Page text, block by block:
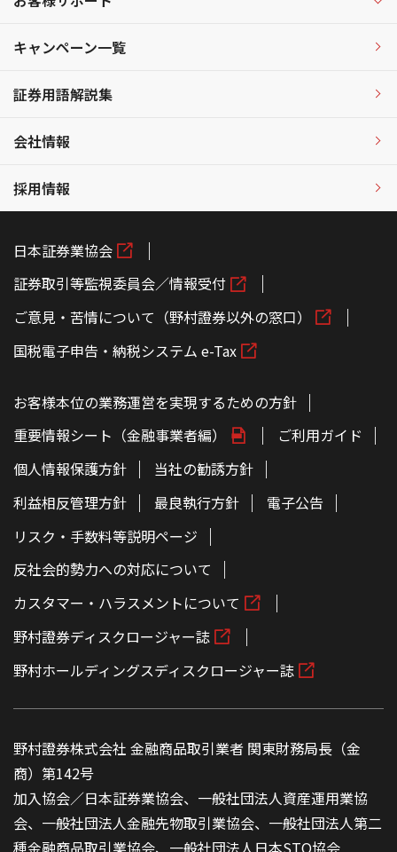
キャンペーン一覧
証券用語解説集
会社情報
採用情報
日本証券業協会
証券取引等監視委員会／情報受付
ご意見・苦情について（野村證券以外の窓口）
国税電子申告・納税システム e-Tax
お客様本位の業務運営を実現するための方針
重要情報シート（金融事業者編）
ご利用ガイド
個人情報保護方針
当社の勧誘方針
利益相反管理方針
最良執行方針
電子公告
リスク・手数料等説明ページ
反社会的勢力への対応について
カスタマー・ハラスメントについて
野村證券ディスクロージャー誌
野村ホールディングスディスクロージャー誌
野村證券株式会社 金融商品取引業者 関東財務局長（金
商）第142号
加入協会／日本証券業協会、一般社団法人資産運用業協
会、一般社団法人金融先物取引業協会、一般社団法人第二